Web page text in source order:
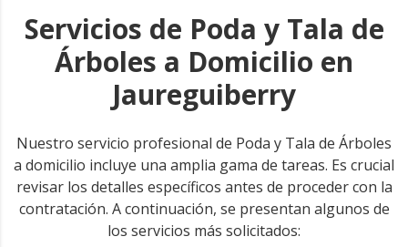
Servicios de Poda y Tala de
Árboles a Domicilio en
Jaureguiberry
Nuestro servicio profesional de Poda y Tala de Árboles
a domicilio incluye una amplia gama de tareas. Es crucial
revisar los detalles específicos antes de proceder con la
contratación. A continuación, se presentan algunos de
los servicios más solicitados: